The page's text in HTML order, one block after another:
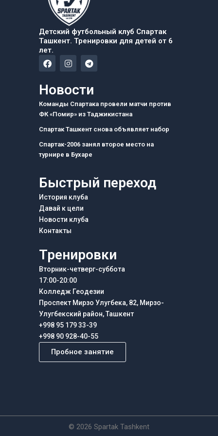
Детский футбольный клуб Спартак
Ташкент. Тренировки для детей от 6
лет.
F
a
e
b
o
k
I
n
a
g
r
a
m
T
e
g
a
m
Новости
Команды Спартака провели матчи против
ФК «Помир» из Таджикистана
Спартак Ташкент снова объявляет набор
Спартак-2006 занял второе место на
турнире в Бухаре
Быстрый переход
История клуба
Давай к цели
Новости клуба
Контакты
Тренировки
Вторник-четверг-суббота
17:00-20:00
Колледж Геодезии
Проспект Мирзо Улугбека, 82, Мирзо-
Улугбекский район, Ташкент
+998 95 179 33-39
+998 90 928-40-55
Пробное занятие
© 2026 Spartak Tashkent